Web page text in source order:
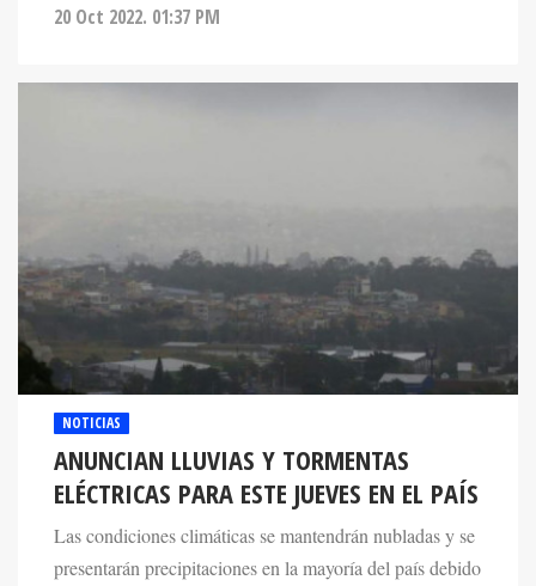
20 Oct 2022. 01:37 PM
NOTICIAS
ANUNCIAN LLUVIAS Y TORMENTAS
ELÉCTRICAS PARA ESTE JUEVES EN EL PAÍS
Las condiciones climáticas se mantendrán nubladas y se
presentarán precipitaciones en la mayoría del país debido